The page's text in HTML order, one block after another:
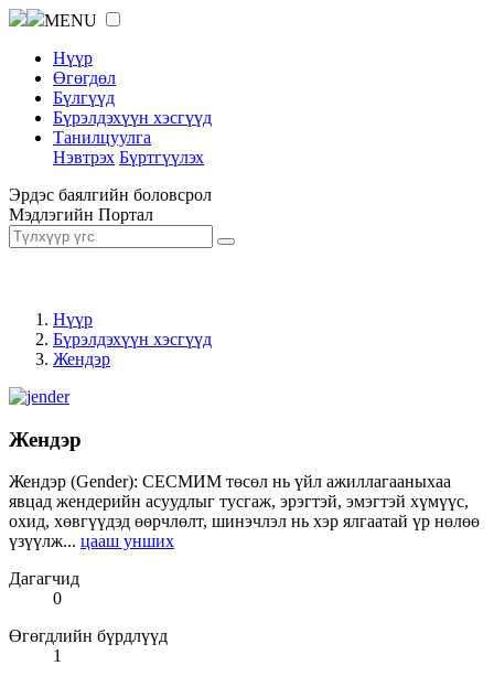
MENU
Нүүр
Өгөгдөл
Бүлгүүд
Бүрэлдэхүүн хэсгүүд
Танилцуулга
Нэвтрэх Бүртгүүлэх
Эрдэс баялгийн боловсрол
Мэдлэгийн Портал
Нүүр
Бүрэлдэхүүн хэсгүүд
Жендэр
Жендэр
Жендэр (Gender): СЕСМИМ төсөл нь үйл ажиллагааныхаа
явцад жендерийн асуудлыг тусгаж, эрэгтэй, эмэгтэй хүмүүс,
охид, хөвгүүдэд өөрчлөлт, шинэчлэл нь хэр ялгаатай үр нөлөө
үзүүлж... цааш унших
Дагагчид
0
Өгөгдлийн бүрдлүүд
1